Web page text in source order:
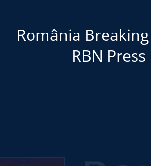
România
RBN Press